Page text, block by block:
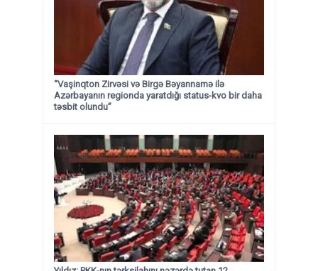
“Vaşinqton Zirvəsi və Birgə Bəyannamə ilə
Azərbayanın regionda yaratdığı status-kvo bir daha
təsbit olundu”